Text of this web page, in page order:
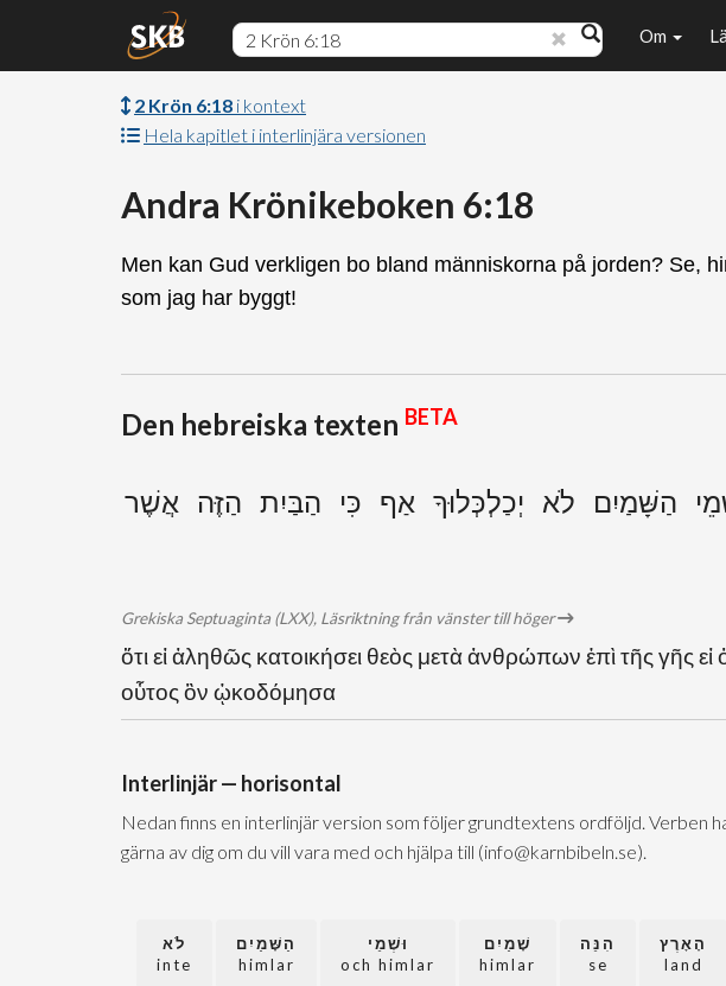
Om
2 Krön 6:18 i kontext
Hela kapitlet i interlinjära versionen
Andra Krönikeboken 6:18
Men kan Gud verkligen bo bland människorna på jorden? Se,
som jag har byggt!
Den hebreiska texten BETA
הַשָּׁמַיִם לֹא יְכַלְכְּלוּךָ אַף כִּי הַבַּיִת הַזֶּה אֲשֶׁר
Grekiska Septuaginta (LXX), Läsriktning från vänster till höger
ὅτι εἰ ἀληθῶς κατοικήσει θεὸς μετὰ ἀνθρώπων ἐπὶ τῆς γῆς
οὗτος ὃν ᾠκοδόμησα
Interlinjär — horisontal
Nedan finns en interlinjär version som följer grundtextens ordföljd. Verben
gärna av dig om du vill vara med och hjälpa till (info@karnbibeln.se).
הָאָרֶץ
land
הִנֵּה
se
שָׁמַיִם
himlar
וּשְׁמֵי
och himlar
הַשָּׁמַיִם
himlar
לֹא
inte